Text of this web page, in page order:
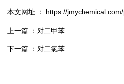
本文网址 ： https://
上一篇 ： 对二甲苯
下一篇 ： 对二氯苯